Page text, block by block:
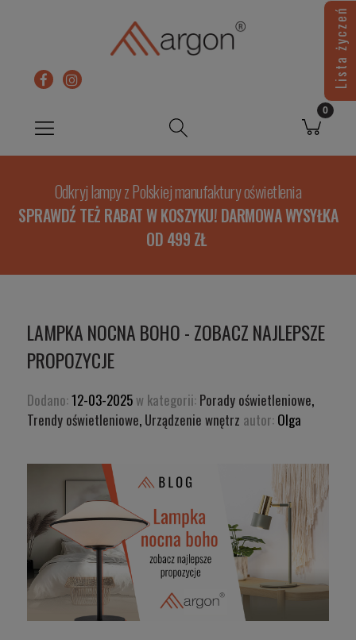
Odkryj lampy z Polskiej manufaktury oświetlenia
SPRAWDŹ TEŻ RABAT W KOSZYKU! DARMOWA WYSYŁKA
OD 499 ZŁ
LAMPKA NOCNA BOHO - ZOBACZ NAJLEPSZE
PROPOZYCJE
Dodano:12-03-2025 w kategorii: Porady oświetleniowe,
Trendy oświetleniowe, Urządzenie wnętrz autor: Olga
Lista życzeń